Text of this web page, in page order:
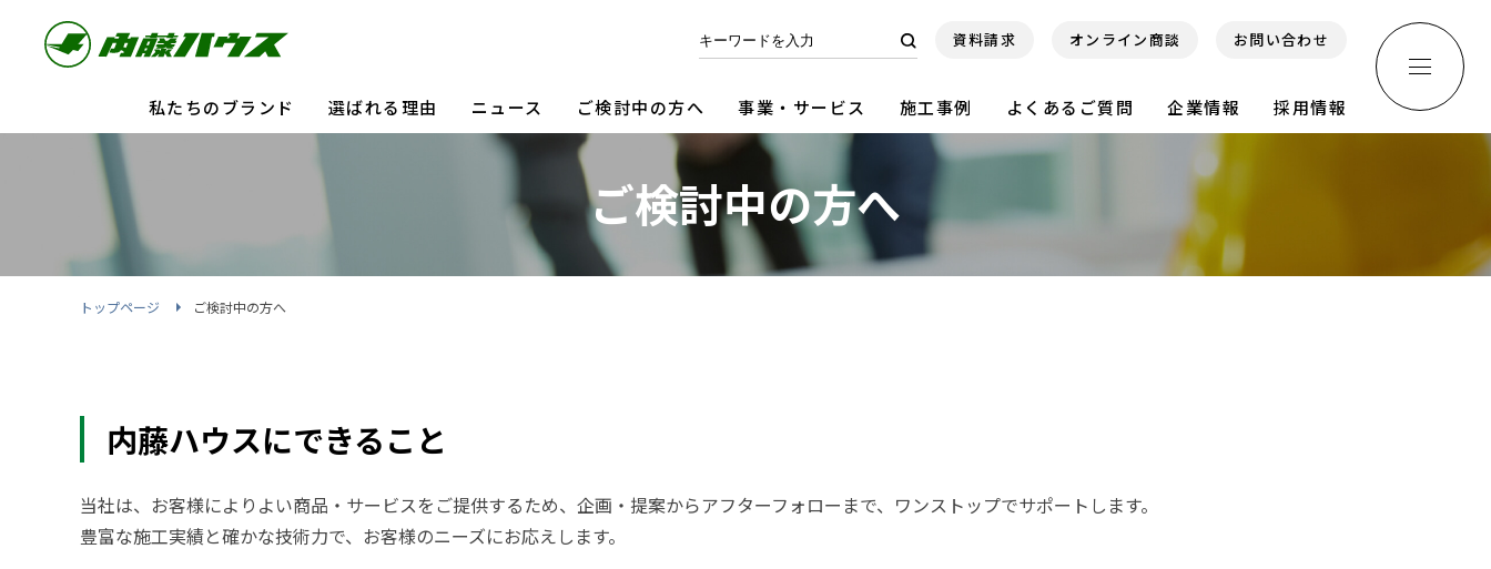
資料請求 オンライン商談 お問い合わせ
私たちのブランド 選ばれる理由 ニュース ご検討中の方へ 事業・サービス 施工事例 よくあるご質問 企業情報 採用情報
ご検討中の方へ
トップページ ご検討中の方へ
内藤ハウスにできること
当社は、お客様によりよい商品・サービスをご提供するため、企画・提案からアフターフォローまで、ワンストップでサポートします。
豊富な施工実績と確かな技術力で、お客様のニーズにお応えします。